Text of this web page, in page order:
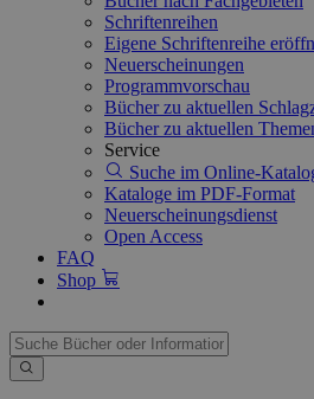
Schriftenreihen
Eigene Schriftenreihe
Neuerscheinungen
Programmvorschau
Bücher zu aktuellen
Bücher zu aktuellen
Service
Suche im Online-
Kataloge im PDF-Format
Neuerscheinungsdienst
Open Access
FAQ
Shop